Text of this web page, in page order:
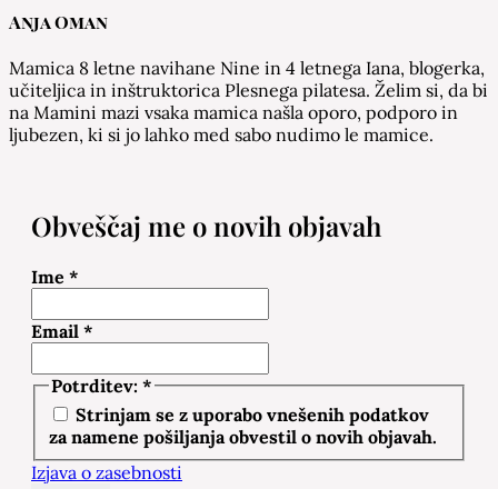
Anja Oman
Mamica 8 letne navihane Nine in 4 letnega Iana, blogerka,
učiteljica in inštruktorica Plesnega pilatesa. Želim si, da bi
na Mamini mazi vsaka mamica našla oporo, podporo in
ljubezen, ki si jo lahko med sabo nudimo le mamice.
Obveščaj me o novih objavah
Ime *
Email *
Potrditev: *
Strinjam se z uporabo vnešenih podatkov
za namene pošiljanja obvestil o novih objavah.
Izjava o zasebnosti